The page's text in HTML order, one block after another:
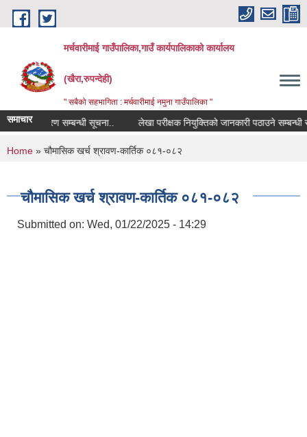
Skip to main content
मर्चवारीमाई गाउँपालिका,गाउँ कार्यपालिकाको कार्यालय
(खैरा,रुपन्देही)
" सबैको सहभागिता : मर्चवारीमाई नमुना गाउँपालिका "
समाचारविवरण सम्बन्धी सूचना.. लेखा परीक्षक नियुक्तिको जानकारी पठाउने सम्बन्धी
You are here
Home » चौमासिक खर्च श्रावण-कार्तिक ०८१-०८२
चौमासिक खर्च श्रावण-कार्तिक ०८१-०८२
Submitted on: Wed, 01/22/2025 - 14:29